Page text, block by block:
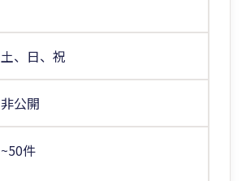
土、日、祝
非公開
~50件